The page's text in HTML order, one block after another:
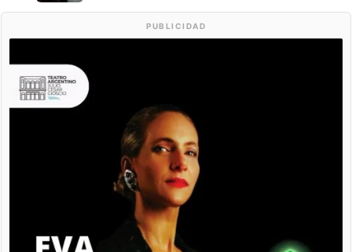
PUBLICIDAD